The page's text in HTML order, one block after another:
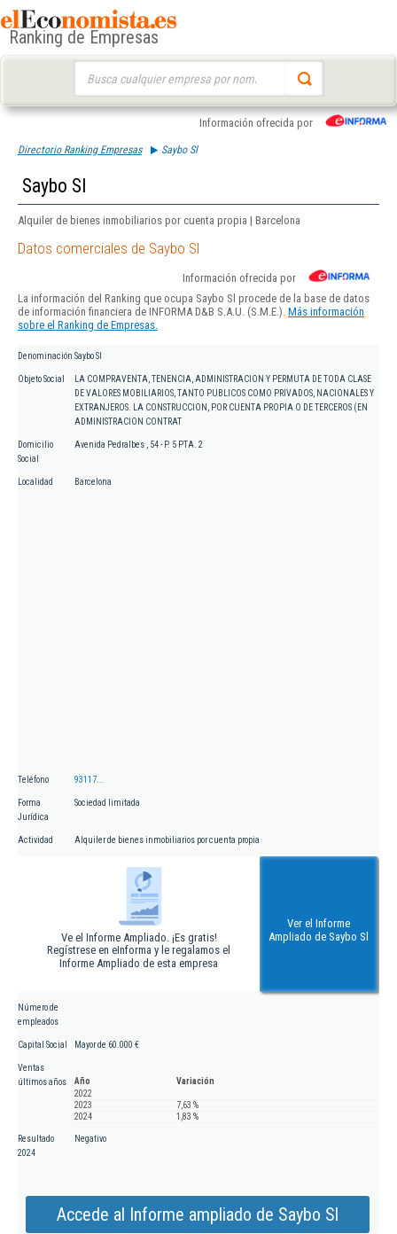
Ranking de Empresas
Información ofrecida por
Directorio Ranking Empresas Saybo Sl
Saybo Sl
Alquiler de bienes inmobiliarios por cuenta propia | Barcelona
Datos comerciales de Saybo Sl
Información ofrecida por
La información del Ranking que ocupa Saybo Sl procede de la base de datos
de información financiera de INFORMA D&B S.A.U. (S.M.E.). Más información
sobre el Ranking de Empresas.
Denominación Saybo Sl
Objeto Social
LA COMPRAVENTA, TENENCIA, ADMINISTRACION Y PERMUTA DE TODA CLASE
DE VALORES MOBILIARIOS, TANTO PUBLICOS COMO PRIVADOS, NACIONALES Y
EXTRANJEROS. LA CONSTRUCCION, POR CUENTA PROPIA O DE TERCEROS (EN
ADMINISTRACION CONTRAT
Domicilio
Social
Avenida Pedralbes , 54 - P. 5 PTA. 2
Localidad Barcelona
Teléfono 93117...
Forma
Jurídica
Sociedad limitada
Actividad Alquiler de bienes inmobiliarios por cuenta propia
Ve el Informe Ampliado. ¡Es gratis!
Regístrese en eInforma y le regalamos el
Informe Ampliado de esta empresa
Ver el Informe
Ampliado de Saybo Sl
Número de
empleados
Capital Social Mayor de 60.000 €
Ventas
últimos años
Año
Variación
2022
2023
7,63 %
2024
1,83 %
Resultado
2024
Negativo
Accede al Informe ampliado de Saybo Sl